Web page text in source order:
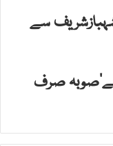
شہبازشریف سے
ہے‘صوبہ صرف